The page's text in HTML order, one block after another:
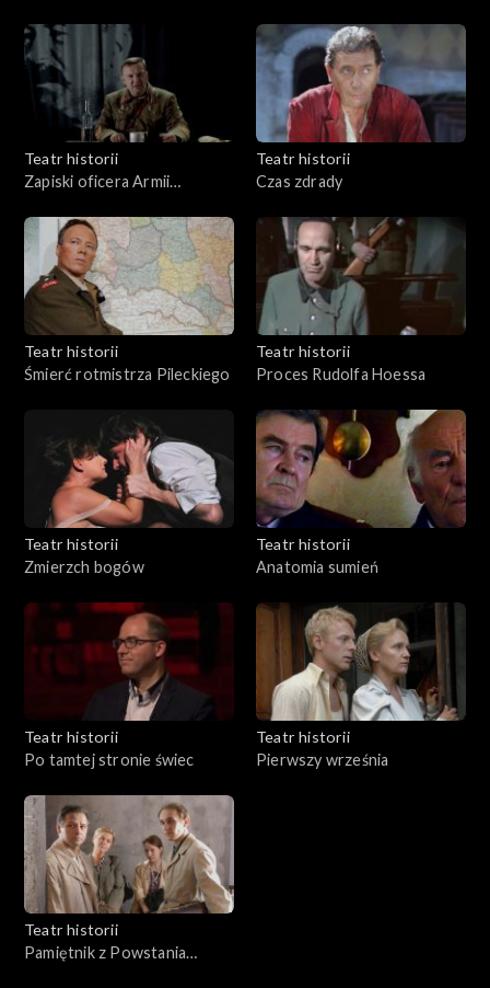
Teatr historii
Zapiski oficera Armii
Teatr historii
Czas zdrady
Teatr historii
Śmierć rotmistrza Pileckiego
Teatr historii
Proces Rudolfa Hoessa
Teatr historii
Zmierzch bogów
Teatr historii
Anatomia sumień
Teatr historii
Po tamtej stronie świec
Teatr historii
Pierwszy września
Teatr historii
Pamiętnik z Powstania